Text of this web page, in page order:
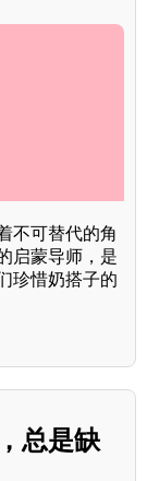
不可替代的角
启蒙导师，是
珍惜奶搭子的
总是缺